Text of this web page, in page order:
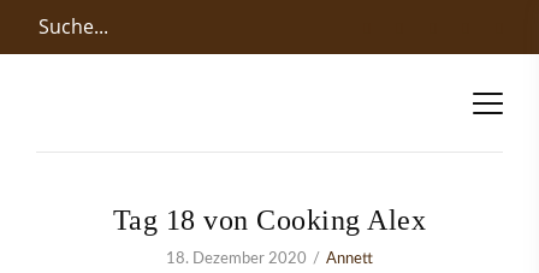
Tag 18 von Cooking Alex
18. Dezember 2020 Annett